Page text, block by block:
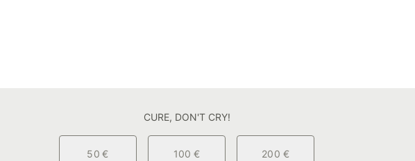
CURE, DON'T CRY!
50 € 100 € 200 €